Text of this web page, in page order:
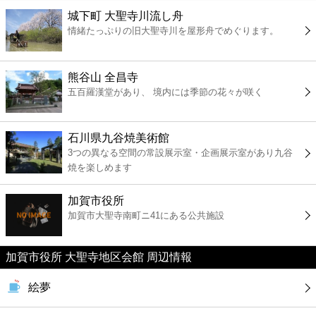
エンタメ
レジャー
書店
ファミレス
カフェ
ショッピング
銀行
城下町 大聖寺川流し舟
情緒たっぷりの旧大聖寺川を屋形舟でめぐります。
熊谷山 全昌寺
五百羅漢堂があり、 境内には季節の花々が咲く
石川県九谷焼美術館
3つの異なる空間の常設展示室・企画展示室があり九谷
焼を楽しめます
加賀市役所
加賀市大聖寺南町ニ41にある公共施設
加賀市役所 大聖寺地区会館 周辺情報
絵夢